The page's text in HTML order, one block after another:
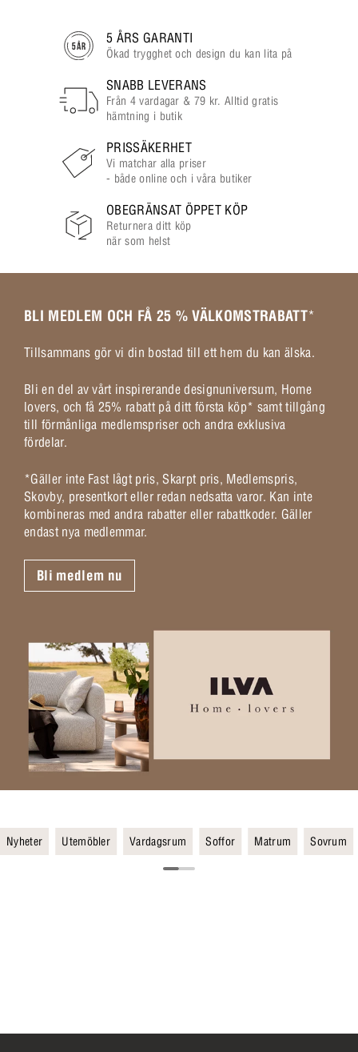
5 ÅRS GARANTI
Ökad trygghet och design du kan lita på
SNABB LEVERANS
Från 4 vardagar & 79 kr. Alltid gratis
hämtning i butik
PRISSÄKERHET
Vi matchar alla priser
- både online och i våra butiker
OBEGRÄNSAT ÖPPET KÖP
Returnera ditt köp
när som helst
BLI MEDLEM OCH FÅ 25 % VÄLKOMSTRABATT*
Tillsammans gör vi din bostad till ett hem du kan älska.
Bli en del av vårt inspirerande designuniversum, Home
lovers, och få 25% rabatt på ditt första köp* samt tillgång
till förmånliga medlemspriser och andra exklusiva
fördelar.
*Gäller inte Fast lågt pris, Skarpt pris, Medlemspris,
Skovby, presentkort eller redan nedsatta varor. Kan inte
kombineras med andra rabatter eller rabattkoder. Gäller
endast nya medlemmar.
Bli medlem nu
Nyheter Utemöbler Vardagsrum Soffor Matrum Sovrum